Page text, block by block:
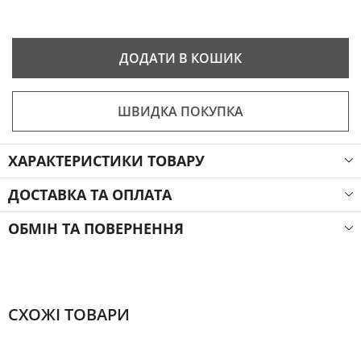
ДОДАТИ В КОШИК
ШВИДКА ПОКУПКА
ХАРАКТЕРИСТИКИ ТОВАРУ
ДОСТАВКА ТА ОПЛАТА
ОБМІН ТА ПОВЕРНЕННЯ
СХОЖІ ТОВАРИ